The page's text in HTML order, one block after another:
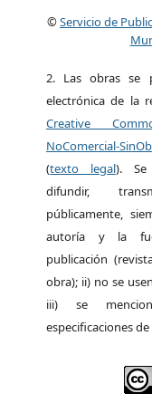
©Servicio de
2. Las obras se
electrónica de la
Creative
NoComercial-
(texto legal). Se
difundir,
públicamente,
autoría y la
publicación
obra); ii) no se
iii) se
especificaciones